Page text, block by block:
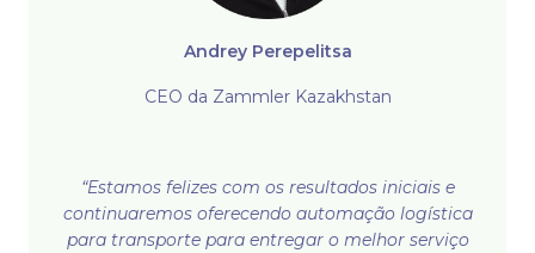
Andrey Perepelitsa
CEO da Zammler Kazakhstan
“Estamos felizes com os resultados iniciais e
continuaremos oferecendo automação logística
para transporte para entregar o melhor serviço